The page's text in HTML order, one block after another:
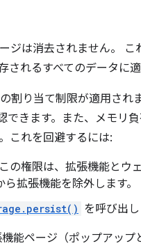
ジは消去されません。 こ
されるすべてのデータに適
割り当て制限が適用され
できます。また、メモリ
これを回避するには:
の権限は、拡張機能とウ
拡張機能を除外します。
を呼び出し
能ページ（ポップアップ